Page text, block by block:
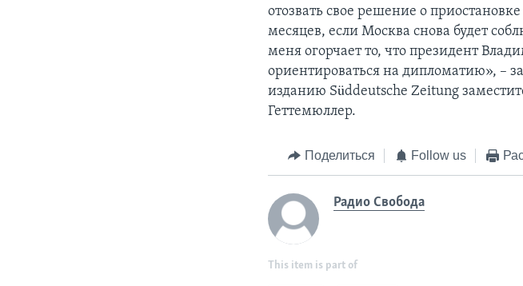
отозвать свое решение о
месяцев, если Москва снова будет
меня огорчает то, что президент
ориентироваться на дипломатию», –
изданию Süddeutsche Zeitung
Геттемюллер.
Поделиться Follow us
Радио Свобода
This item is part of